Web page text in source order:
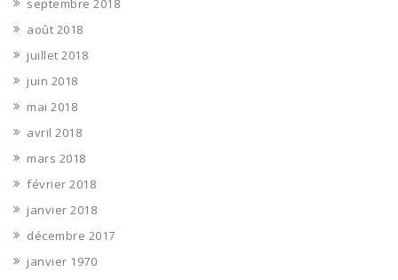
septembre 2018
août 2018
juillet 2018
juin 2018
mai 2018
avril 2018
mars 2018
février 2018
janvier 2018
décembre 2017
janvier 1970